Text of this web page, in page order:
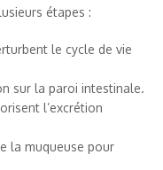
étapes :
le cycle de vie
sur la paroi intestinale.
l’excrétion
la muqueuse pour